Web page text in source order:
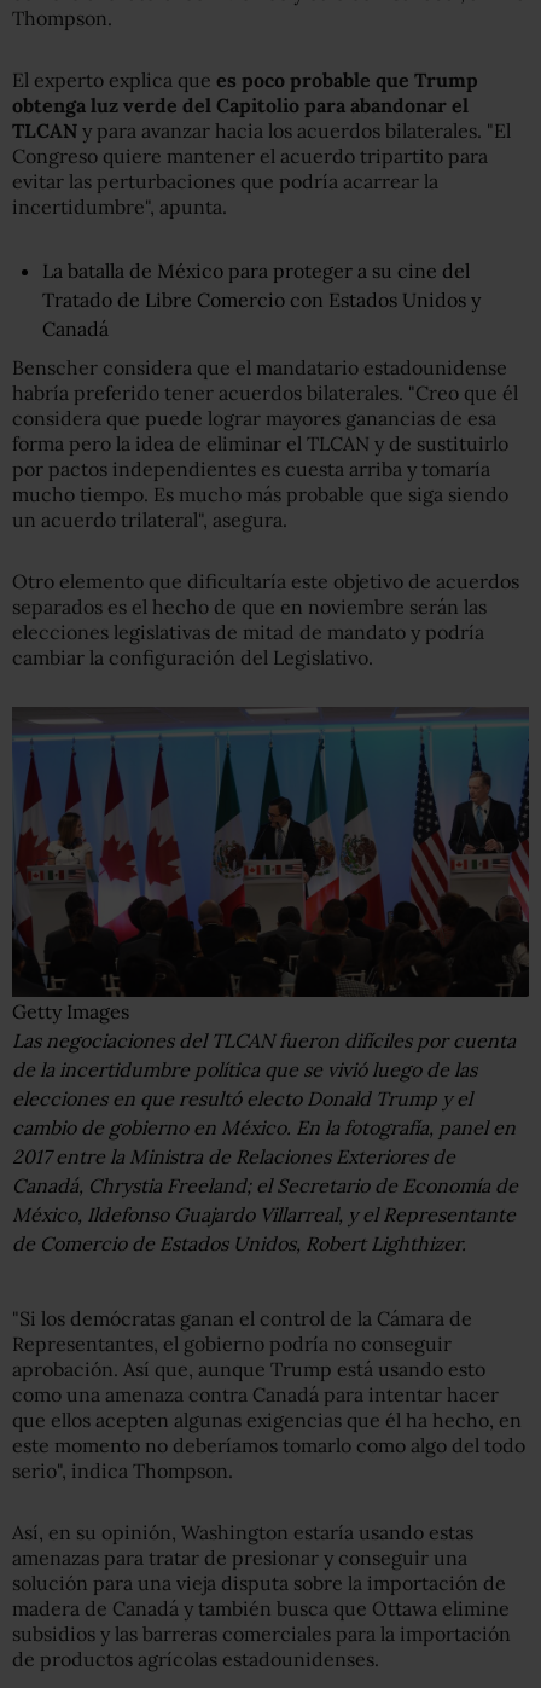
Thompson.
El experto explica que es poco probable que Trump
obtenga luz verde del Capitolio para abandonar el
TLCAN y para avanzar hacia los acuerdos bilaterales. "El
Congreso quiere mantener el acuerdo tripartito para
evitar las perturbaciones que podría acarrear la
incertidumbre", apunta.
La batalla de México para proteger a su cine del
Tratado de Libre Comercio con Estados Unidos y
Canadá
Benscher considera que el mandatario estadounidense
habría preferido tener acuerdos bilaterales. "Creo que él
considera que puede lograr mayores ganancias de esa
forma pero la idea de eliminar el TLCAN y de sustituirlo
por pactos independientes es cuesta arriba y tomaría
mucho tiempo. Es mucho más probable que siga siendo
un acuerdo trilateral", asegura.
Otro elemento que dificultaría este objetivo de acuerdos
separados es el hecho de que en noviembre serán las
elecciones legislativas de mitad de mandato y podría
cambiar la configuración del Legislativo.
Getty Images
Las negociaciones del TLCAN fueron difíciles por cuenta
de la incertidumbre política que se vivió luego de las
elecciones en que resultó electo Donald Trump y el
cambio de gobierno en México. En la fotografía, panel en
2017 entre la Ministra de Relaciones Exteriores de
Canadá, Chrystia Freeland; el Secretario de Economía de
México, Ildefonso Guajardo Villarreal, y el Representante
de Comercio de Estados Unidos, Robert Lighthizer.
"Si los demócratas ganan el control de la Cámara de
Representantes, el gobierno podría no conseguir
aprobación. Así que, aunque Trump está usando esto
como una amenaza contra Canadá para intentar hacer
que ellos acepten algunas exigencias que él ha hecho, en
este momento no deberíamos tomarlo como algo del todo
serio", indica Thompson.
Así, en su opinión, Washington estaría usando estas
amenazas para tratar de presionar y conseguir una
solución para una vieja disputa sobre la importación de
madera de Canadá y también busca que Ottawa elimine
subsidios y las barreras comerciales para la importación
de productos agrícolas estadounidenses.